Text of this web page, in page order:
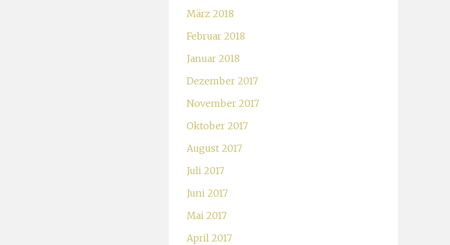
März 2018
Februar 2018
Januar 2018
Dezember 2017
November 2017
Oktober 2017
August 2017
Juli 2017
Juni 2017
Mai 2017
April 2017